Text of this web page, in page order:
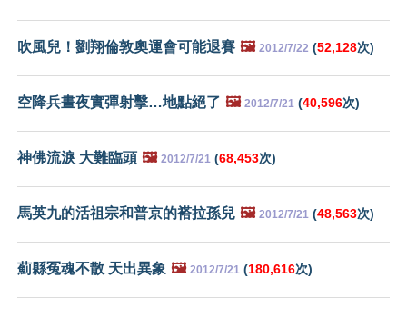
吹風兒！劉翔倫敦奧運會可能退賽 🖼️ 2012/7/22 (52,128次)
空降兵晝夜實彈射擊…地點絕了 🖼️ 2012/7/21 (40,596次)
神佛流淚 大難臨頭 🖼️ 2012/7/21 (68,453次)
馬英九的活祖宗和普京的褡拉孫兒 🖼️ 2012/7/21 (48,563次)
薊縣冤魂不散 天出異象 🖼️ 2012/7/21 (180,616次)